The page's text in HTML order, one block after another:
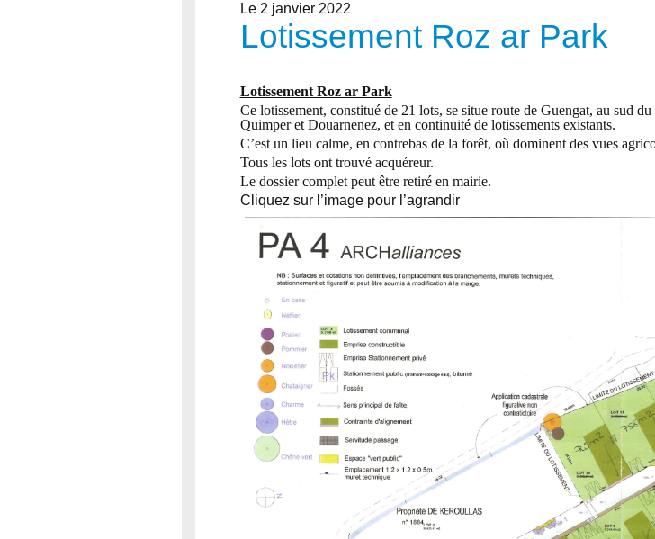
Le 2 janvier 2022
Lotissement Roz ar Park
Lotissement Roz ar Park
Ce lotissement, constitué de 21 lots, se situe route de Guengat, au sud
Quimper et Douarnenez, et en continuité de lotissements existants.
C’est un lieu calme, en contrebas de la forêt, où dominent des vues
Tous les lots ont trouvé acquéreur.
Le dossier complet peut être retiré en mairie.
Cliquez sur l’image pour l’agrandir